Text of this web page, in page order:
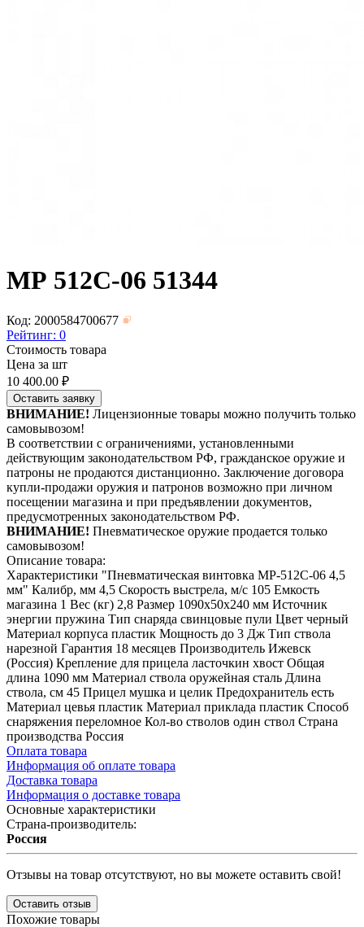
МР 512С-06 51344
Код: 2000584700677
Рейтинг: 0
Стоимость товара
Цена за шт
10 400.00 ₽
Оставить заявку
ВНИМАНИЕ! Лицензионные товары можно получить только
самовывозом!
В соответствии с ограничениями, установленными
действующим законодательством РФ, гражданское оружие и
патроны не продаются дистанционно. Заключение договора
купли-продажи оружия и патронов возможно при личном
посещении магазина и при предъявлении документов,
предусмотренных законодательством РФ.
ВНИМАНИЕ! Пневматическое оружие продается только
самовывозом!
Описание товара:
Характеристики "Пневматическая винтовка МР-512С-06 4,5
мм" Калибр, мм 4,5 Скорость выстрела, м/с 105 Емкость
магазина 1 Вес (кг) 2,8 Размер 1090х50х240 мм Источник
энергии пружина Тип снаряда свинцовые пули Цвет черный
Материал корпуса пластик Мощность до 3 Дж Тип ствола
нарезной Гарантия 18 месяцев Производитель Ижевск
(Россия) Крепление для прицела ласточкин хвост Общая
длина 1090 мм Материал ствола оружейная сталь Длина
ствола, см 45 Прицел мушка и целик Предохранитель есть
Материал цевья пластик Материал приклада пластик Способ
снаряжения переломное Кол-во стволов один ствол Страна
производства Россия
Оплата товара
Информация об оплате товара
Доставка товара
Информация о доставке товара
Основные характеристики
Страна-производитель:
Россия
Отзывы на товар отсутствуют, но вы можете оставить свой!
Оставить отзыв
Похожие товары